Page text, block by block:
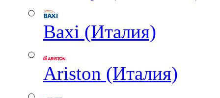
Baxi (Италия)
Ariston (Италия)